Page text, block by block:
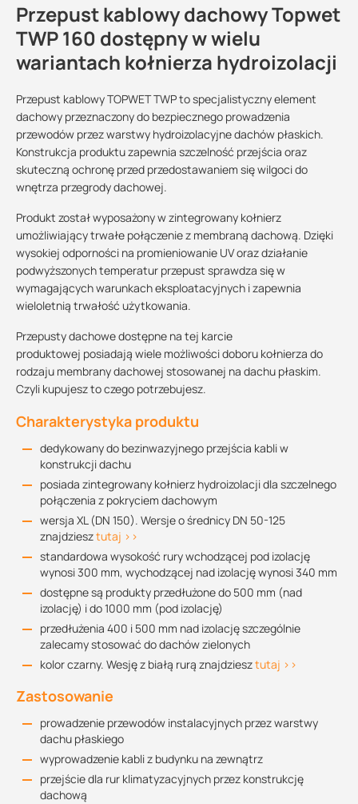
Przepust kablowy dachowy Topwet
TWP 160 dostępny w wielu
wariantach kołnierza hydroizolacji
Przepust kablowy TOPWET TWP to specjalistyczny element
dachowy przeznaczony do bezpiecznego prowadzenia
przewodów przez warstwy hydroizolacyjne dachów płaskich.
Konstrukcja produktu zapewnia szczelność przejścia oraz
skuteczną ochronę przed przedostawaniem się wilgoci do
wnętrza przegrody dachowej.
Produkt został wyposażony w zintegrowany kołnierz
umożliwiający trwałe połączenie z membraną dachową. Dzięki
wysokiej odporności na promieniowanie UV oraz działanie
podwyższonych temperatur przepust sprawdza się w
wymagających warunkach eksploatacyjnych i zapewnia
wieloletnią trwałość użytkowania.
Przepusty dachowe dostępne na tej karcie
produktowej posiadają wiele możliwości doboru kołnierza do
rodzaju membrany dachowej stosowanej na dachu płaskim.
Czyli kupujesz to czego potrzebujesz.
Charakterystyka produktu
dedykowany do bezinwazyjnego przejścia kabli w
konstrukcji dachu
posiada zintegrowany kołnierz hydroizolacji dla szczelnego
połączenia z pokryciem dachowym
wersja XL (DN 150). Wersje o średnicy DN 50-125
znajdziesztutaj >>
standardowa wysokość rury wchodzącej pod izolację
wynosi 300 mm, wychodzącej nad izolację wynosi 340 mm
dostępne są produkty przedłużone do 500 mm (nad
izolację) i do 1000 mm (pod izolację)
przedłużenia 400 i 500 mm nad izolację szczególnie
zalecamy stosować do dachów zielonych
kolor czarny. Wesję z białą rurą znajdziesztutaj >>
Zastosowanie
prowadzenie przewodów instalacyjnych przez warstwy
dachu płaskiego
wyprowadzenie kabli z budynku na zewnątrz
przejście dla rur klimatyzacyjnych przez konstrukcję
dachową